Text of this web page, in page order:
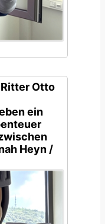
Otto
ein
Heyn /